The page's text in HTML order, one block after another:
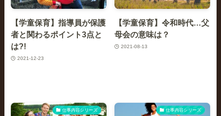
【学童保育】指導員が保護
者と関わるポイント3点と
は?!
2021-12-23
【学童保育】令和時代…父
母会の意味は？
2021-08-13
仕事内容シリーズ 仕事内容シリーズ